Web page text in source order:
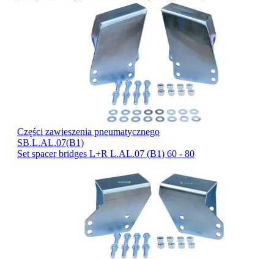
Części zawieszenia pneumatycznego
SB.L.AL.07(B1)
Set spacer bridges L+R L.AL.07 (B1) 60 - 80